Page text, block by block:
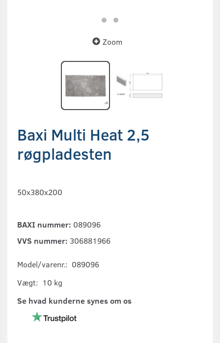
Zoom
Baxi Multi Heat 2,5
røgpladesten
50x380x200
BAXI nummer: 089096
VVS nummer: 306881966
Model/varenr.: 089096
Vægt: 10 kg
Se hvad kunderne synes om os